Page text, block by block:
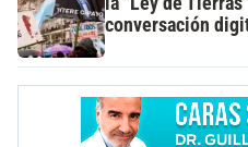
conversación